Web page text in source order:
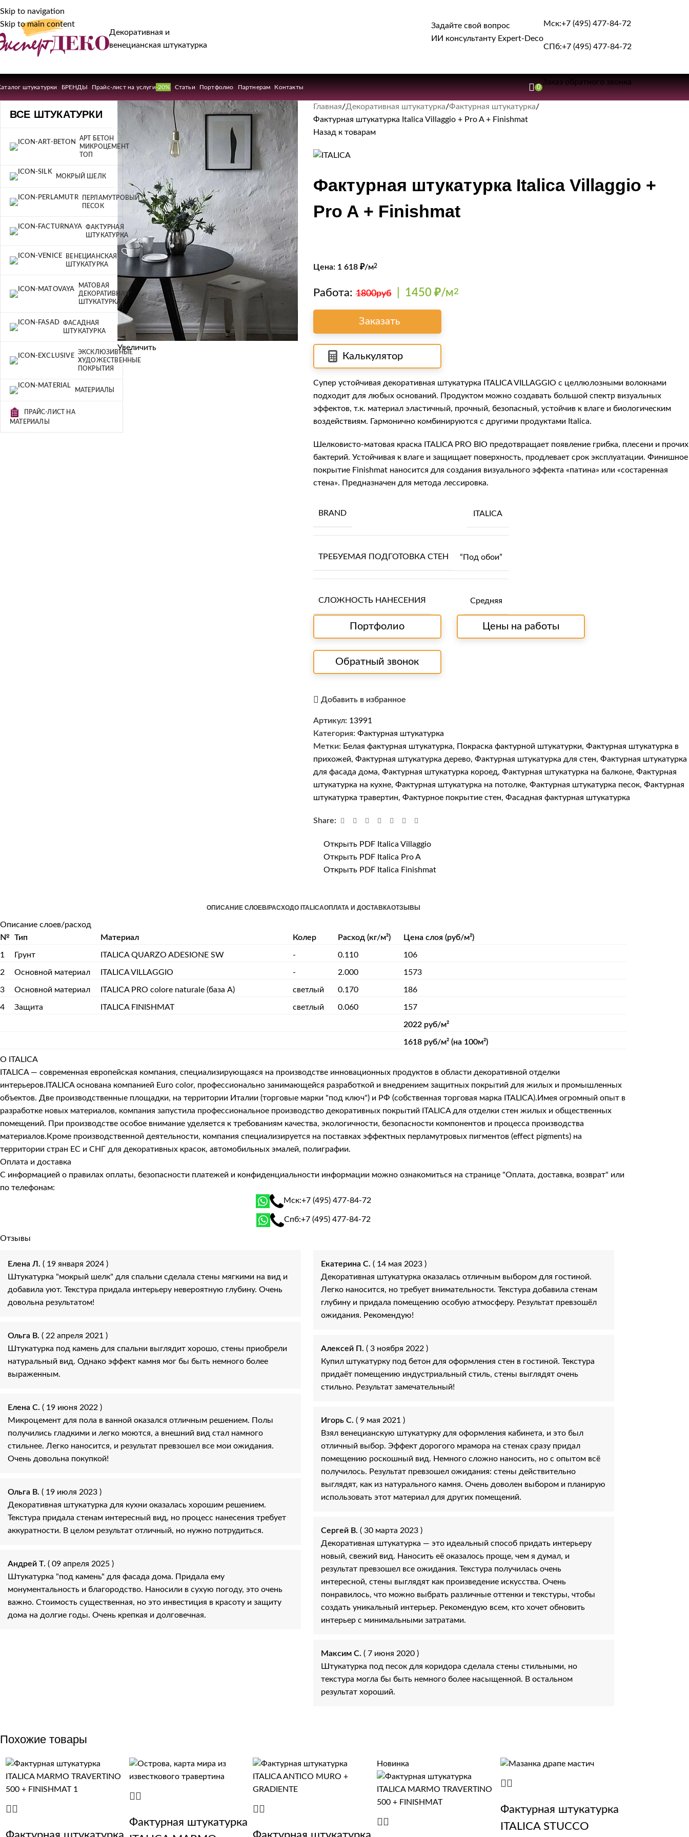
Skip to navigation
Skip to main content
Декоративная и
венецианская штукатурка
Задайте свой вопрос
ИИ консультанту Expert-Deco
Мск:+7 (495) 477-84-72
СПб:+7 (495) 477-84-72
штукатурки БРЕНДЫ Прайс-лист на услуги-20% Статьи Портфолио Партнерам Контакты 0
Заказ обратного звонка
ВСЕ ШТУКАТУРКИ
АРТ БЕТОН
МИКРОЦЕМЕНТ
ТОП
МОКРЫЙ ШЕЛК
ПЕРЛАМУТРОВЫЙ
ПЕСОК
ФАКТУРНАЯ
ШТУКАТУРКА
ВЕНЕЦИАНСКАЯ
ШТУКАТУРКА
МАТОВАЯ
ДЕКОРАТИВНАЯ
ШТУКАТУРКА
ФАСАДНАЯ
ШТУКАТУРКА
ЭКСКЛЮЗИВНЫЕ
ХУДОЖЕСТВЕННЫЕ
ПОКРЫТИЯ
МАТЕРИАЛЫ
ПРАЙС-ЛИСТ НА
МАТЕРИАЛЫ
Увеличить
Главная Декоративная штукатурка Фактурная штукатурка
Фактурная штукатурка Italica Villaggio + Pro A + Finishmat
Назад к товарам
Фактурная штукатурка Italica Villaggio +
Pro A + Finishmat
Цена: 1 618 ₽/м2
Работа:1800руб| 1450 ₽/м2
Заказать
Калькулятор
Супер устойчивая декоративная штукатурка ITALICA VILLAGGIO с целлюлозными волокнами
подходит для любых оснований. Продуктом можно создавать большой спектр визуальных
эффектов, т.к. материал эластичный, прочный, безопасный, устойчив к влаге и биологическим
воздействиям. Гармонично комбинируются с другими продуктами Italica.
Шелковисто-матовая краска ITALICA PRO BIO предотвращает появление грибка, плесени и прочих
бактерий. Устойчивая к влаге и защищает поверхность, продлевает срок эксплуатации. Финишное
покрытие Finishmatнаносится для создания визуального эффекта «патина» или «состаренная
стена». Предназначен для метода лессировка.
BRAND ITALICA
ТРЕБУЕМАЯ ПОДГОТОВКА СТЕН “Под обои”
СЛОЖНОСТЬ НАНЕСЕНИЯ Средняя
Портфолио Цены на работы
Обратный звонок
Добавить в избранное
Артикул: 13991
Категория: Фактурная штукатурка
Метки: Белая фактурная штукатурка, Покраска фактурной штукатурки, Фактурная штукатурка в
прихожей, Фактурная штукатурка дерево, Фактурная штукатурка для стен, Фактурная штукатурка
для фасада дома, Фактурная штукатурка короед, Фактурная штукатурка на балконе, Фактурная
штукатурка на кухне, Фактурная штукатурка на потолке, Фактурная штукатурка песок, Фактурная
штукатурка травертин, Фактурное покрытие стен, Фасадная фактурная штукатурка
Share:
Открыть PDF Italica Villaggio
Открыть PDF Italica Pro A
Открыть PDF Italica Finishmat
ОПИСАНИЕ СЛОЕВ/РАСХОДО ITALICAОПЛАТА И ДОСТАВКАОТЗЫВЫ
Описание слоев/расход
№
Тип Материал Колер Расход (кг/м²) Цена слоя (руб/м²)
1 Грунт ITALICA QUARZO ADESIONE SW - 0.110 106
2 Основной материал ITALICA VILLAGGIO - 2.000 1573
3 Основной материал ITALICA PRO colore naturale (база А) светлый 0.170 186
4 Защита ITALICA FINISHMAT светлый 0.060 157
2022 руб/м²
1618 руб/м² (на 100м²)
О ITALICA
ITALICA — современная европейская компания, специализирующаяся на производстве инновационных продуктов в области декоративной отделки
интерьеров.ITALICA основана компанией Euro color, профессионально занимающейся разработкой и внедрением защитных покрытий для жилых и промышленных
объектов. Две производственные площадки, на территории Италии (торговые марки "под ключ") и РФ (собственная торговая марка ITALICA).Имея огромный опыт в
разработке новых материалов, компания запустила профессиональное производство декоративных покрытий ITALICA для отделки стен жилых и общественных
помещений. При производстве особое внимание уделяется к требованиям качества, экологичности, безопасности компонентов и процесса производства
материалов.Кроме производственной деятельности, компания специализируется на поставках эффектных перламутровых пигментов (effect pigments) на
территории стран ЕС и СНГ для декоративных красок, автомобильных эмалей, полиграфии.
Оплата и доставка
С информацией о правилах оплаты, безопасности платежей и конфиденциальности информации можно ознакомиться на странице "Оплата, доставка, возврат" или
по телефонам:
Мск:+7 (495) 477-84-72
Спб:+7 (495) 477-84-72
Отзывы
Елена Л. ( 19 января 2024 )
Штукатурка "мокрый шелк" для спальни сделала стены мягкими на вид и
добавила уют. Текстура придала интерьеру невероятную глубину. Очень
довольна результатом!
Ольга В. ( 22 апреля 2021 )
Штукатурка под камень для спальни выглядит хорошо, стены приобрели
натуральный вид. Однако эффект камня мог бы быть немного более
выраженным.
Елена С. ( 19 июня 2022 )
Микроцемент для пола в ванной оказался отличным решением. Полы
получились гладкими и легко моются, а внешний вид стал намного
стильнее. Легко наносится, и результат превзошел все мои ожидания.
Очень довольна покупкой!
Ольга В. ( 19 июля 2023 )
Декоративная штукатурка для кухни оказалась хорошим решением.
Текстура придала стенам интересный вид, но процесс нанесения требует
аккуратности. В целом результат отличный, но нужно потрудиться.
Андрей Т. ( 09 апреля 2025 )
Штукатурка "под камень" для фасада дома. Придала ему
монументальность и благородство. Наносили в сухую погоду, это очень
важно. Стоимость существенная, но это инвестиция в красоту и защиту
дома на долгие годы. Очень крепкая и долговечная.
Екатерина С. ( 14 мая 2023 )
Декоративная штукатурка оказалась отличным выбором для гостиной.
Легко наносится, но требует внимательности. Текстура добавила стенам
глубину и придала помещению особую атмосферу. Результат превзошёл
ожидания. Рекомендую!
Алексей П. ( 3 ноября 2022 )
Купил штукатурку под бетон для оформления стен в гостиной. Текстура
придаёт помещению индустриальный стиль, стены выглядят очень
стильно. Результат замечательный!
Игорь С. ( 9 мая 2021 )
Взял венецианскую штукатурку для оформления кабинета, и это был
отличный выбор. Эффект дорогого мрамора на стенах сразу придал
помещению роскошный вид. Немного сложно наносить, но с опытом всё
получилось. Результат превзошел ожидания: стены действительно
выглядят, как из натурального камня. Очень доволен выбором и планирую
использовать этот материал для других помещений.
Сергей В. ( 30 марта 2023 )
Декоративная штукатурка — это идеальный способ придать интерьеру
новый, свежий вид. Наносить её оказалось проще, чем я думал, и
результат превзошел все ожидания. Текстура получилась очень
интересной, стены выглядят как произведение искусства. Очень
понравилось, что можно выбрать различные оттенки и текстуры, чтобы
создать уникальный интерьер. Рекомендую всем, кто хочет обновить
интерьер с минимальными затратами.
Максим С. ( 7 июня 2020 )
Штукатурка под песок для коридора сделала стены стильными, но
текстура могла бы быть немного более насыщенной. В остальном
результат хороший.
Похожие товары
Фактурная штукатурка
Новинка
Фактурная штукатурка
ITALICA STUCCO